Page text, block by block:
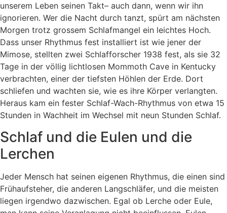
unserem Leben seinen Takt– auch dann, wenn wir ihn
ignorieren. Wer die Nacht durch tanzt, spürt am nächsten
Morgen trotz grossem Schlafmangel ein leichtes Hoch.
Dass unser Rhythmus fest installiert ist wie jener der
Mimose, stellten zwei Schlafforscher 1938 fest, als sie 32
Tage in der völlig lichtlosen Mommoth Cave in Kentucky
verbrachten, einer der tiefsten Höhlen der Erde. Dort
schliefen und wachten sie, wie es ihre Körper verlangten.
Heraus kam ein fester Schlaf-Wach-Rhythmus von etwa 15
Stunden in Wachheit im Wechsel mit neun Stunden Schlaf.
Schlaf und die Eulen und die
Lerchen
Jeder Mensch hat seinen eigenen Rhythmus, die einen sind
Frühaufsteher, die anderen Langschläfer, und die meisten
liegen irgendwo dazwischen. Egal ob Lerche oder Eule,